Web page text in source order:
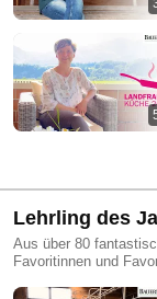
Lehrling des
Aus über 80
Favoritinnen und